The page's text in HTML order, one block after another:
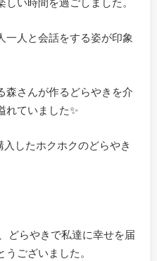
一人と会話をする姿が印象
森さんが作るどらやきを介
れていました✨
したホクホクのどらやき
どらやきで私達に幸せを届
ございました。